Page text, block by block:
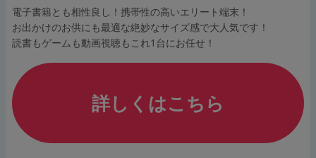
電子書籍とも相性良し！携帯性の高いエリート端末！
お出かけのお供にも最適な絶妙なサイズ感で大人気です！
読書もゲームも動画視聴もこれ1台にお任せ！
詳しくはこちら